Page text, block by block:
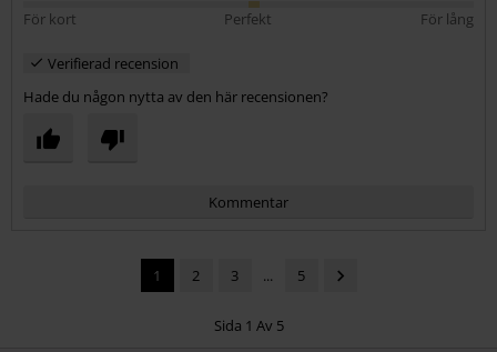
För kort
Perfekt För lång
Verifierad recension
Hade du någon nytta av den här recensionen?
Kommentar
1 2 3 ... 5
Sida 1 Av 5